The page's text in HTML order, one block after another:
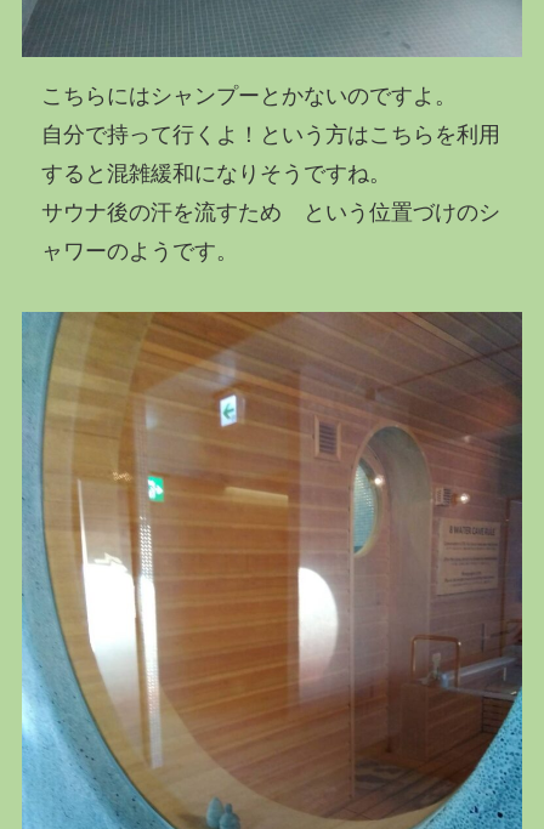
こちらにはシャンプーとかないのですよ。
自分で持って行くよ！という方はこちらを利用
すると混雑緩和になりそうですね。
サウナ後の汗を流すため という位置づけのシ
ャワーのようです。